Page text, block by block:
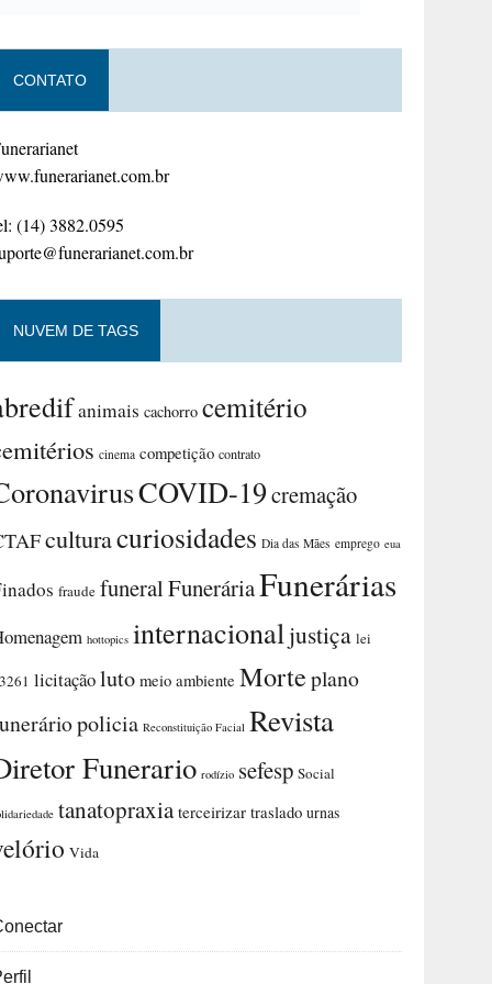
CONTATO
(14) 3882.0595
NUVEM DE TAGS
animais cachorro cemitério
cinema competição contrato
COVID-19cremação
culturacuriosidades Dia das Mães emprego eua
fraude funeralFuneráriaFunerárias
hottopics internacionaljustiça lei
licitaçãoluto meio ambiente Morteplano
policia Reconstituição Facial Revista
Funerario rodízio sefesp Social
tanatopraxia terceirizar traslado urnas
Vida